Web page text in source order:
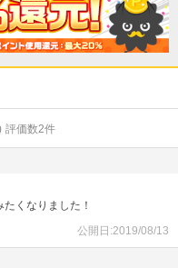
評価数2件
くなりました！
公開日:2019/08/13